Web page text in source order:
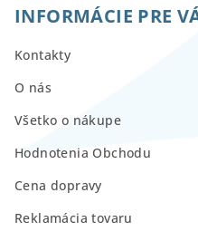
INFORMÁCIE PRE
Kontakty
O nás
Všetko o nákupe
Hodnotenia Obchodu
Cena dopravy
Reklamácia tovaru